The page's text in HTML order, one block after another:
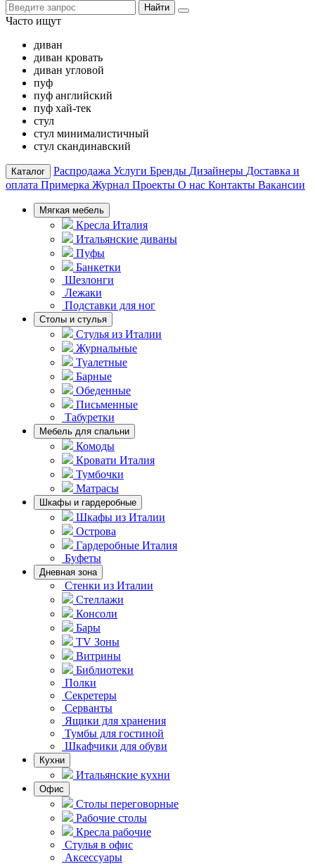
Найти
Часто ищут
диван
диван кровать
диван угловой
пуф
пуф английский
пуф хай-тек
стул
стул минималистичный
стул скандинавский
Каталог Распродажа Услуги Бренды Дизайнеры Доставка и
оплата Примерка Журнал Проекты О нас Контакты Вакансии
Мягкая мебель
Кресла Италия
Итальянские диваны
Пуфы
Банкетки
Шезлонги
Лежаки
Подставки для ног
Столы и стулья
Стулья из Италии
Журнальные
Туалетные
Барные
Обеденные
Письменные
Табуретки
Мебель для спальни
Комоды
Кровати Италия
Тумбочки
Матрасы
Шкафы и гардеробные
Шкафы из Италии
Острова
Гардеробные Италия
Буфеты
Дневная зона
Стенки из Италии
Стеллажи
Консоли
Бары
TV Зоны
Витрины
Библиотеки
Полки
Секретеры
Серванты
Ящики для хранения
Тумбы для гостиной
Шкафчики для обуви
Кухни
Итальянские кухни
Офис
Столы переговорные
Рабочие столы
Кресла рабочие
Стулья в офис
Аксессуары